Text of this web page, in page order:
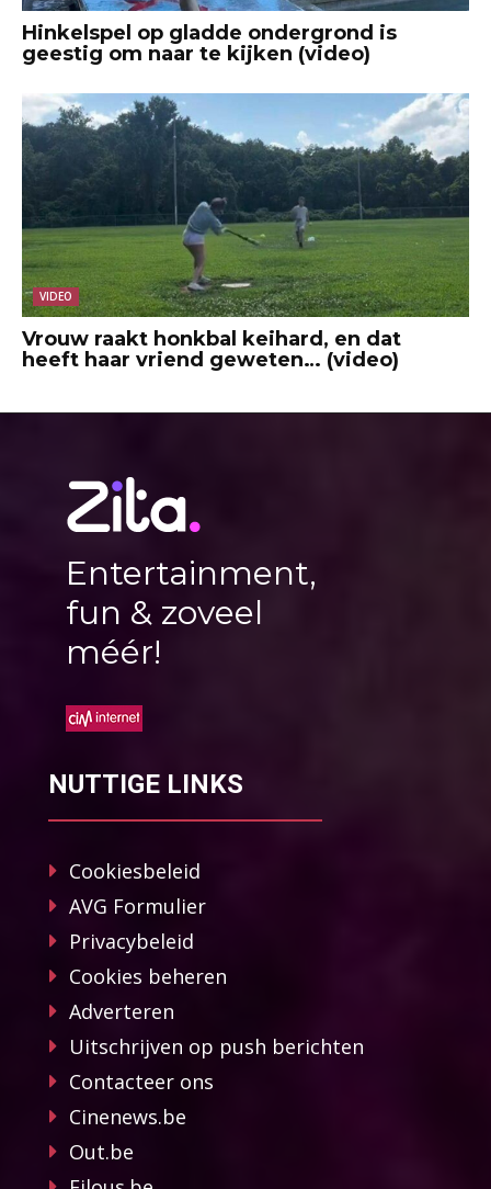
Hinkelspel op gladde ondergrond is
geestig om naar te kijken (video)
VIDEO
Vrouw raakt honkbal keihard, en dat
heeft haar vriend geweten… (video)
Entertainment,
fun & zoveel
méér!
NUTTIGE LINKS
Cookiesbeleid
AVG Formulier
Privacybeleid
Cookies beheren
Adverteren
Uitschrijven op push berichten
Contacteer ons
Cinenews.be
Out.be